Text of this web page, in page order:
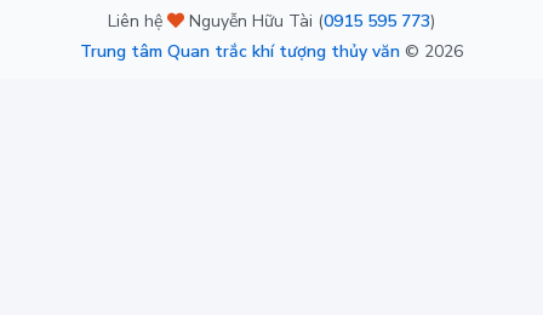
Liên hệ Nguyễn Hữu Tài (0915 595 773)
Trung tâm Quan trắc khí tượng thủy văn © 2026